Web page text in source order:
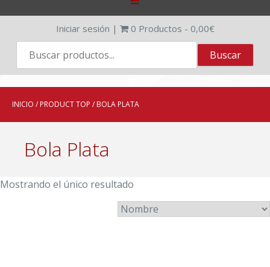
Iniciar sesión | 0 Productos - 0,00€
INICIO / PRODUCT TOP / BOLA PLATA
Bola Plata
Mostrando el único resultado